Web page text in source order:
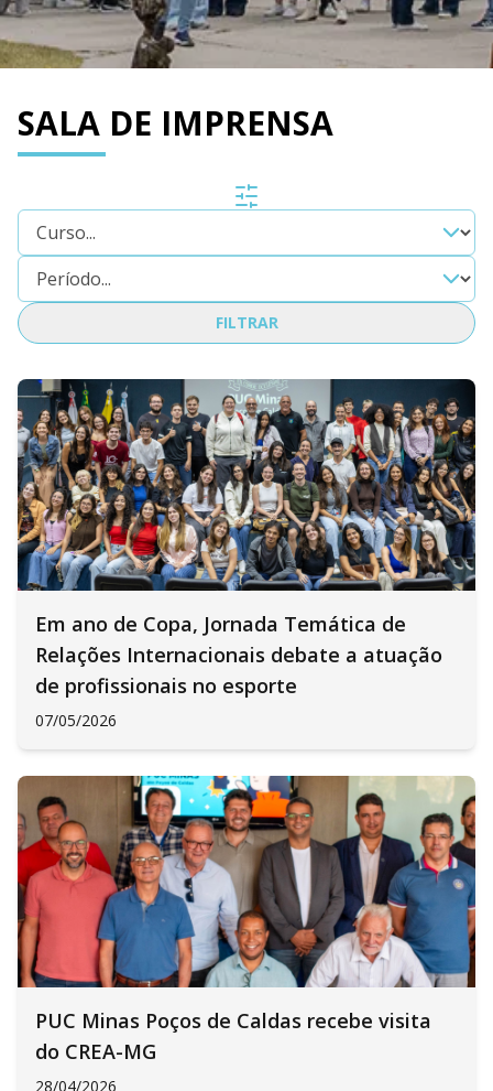
SALA DE IMPRENSA
FILTRAR
Em ano de Copa, Jornada Temática de
Relações Internacionais debate a atuação
de profissionais no esporte
07/05/2026
PUC Minas Poços de Caldas recebe visita
do CREA-MG
28/04/2026